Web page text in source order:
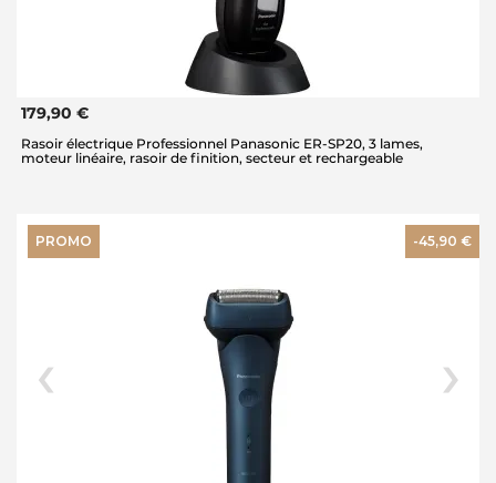
179,90 €
Rasoir électrique Professionnel Panasonic ER-SP20, 3 lames,
moteur linéaire, rasoir de finition, secteur et rechargeable
PROMO -45,90 €